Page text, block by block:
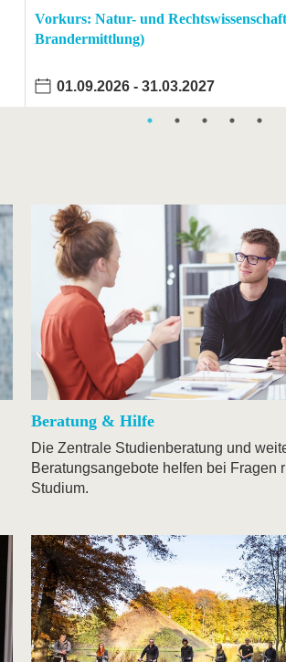
Vorkurs: Natur- und
Brandermittlung)
01.09.2026 - 31.03.2027
Beratung & Hilfe
Die Zentrale Studienberatung und
Beratungsangebote helfen bei Fragen
Studium.